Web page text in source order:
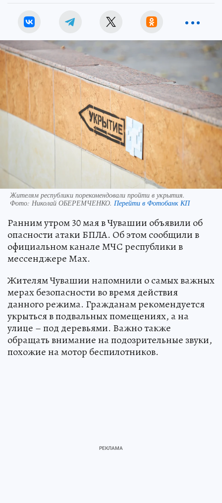
Жителям республики порекомендовали пройти в укрытия.
Фото: Николай ОБЕРЕМЧЕНКО. Перейти в Фотобанк КП
Ранним утром 30 мая в Чувашии объявили об
опасности атаки БПЛА. Об этом сообщили в
официальном канале МЧС республики в
мессенджере Мах.
Жителям Чувашии напомнили о самых важных
мерах безопасности во время действия
данного режима. Гражданам рекомендуется
укрыться в подвальных помещениях, а на
улице – под деревьями. Важно также
обращать внимание на подозрительные звуки,
похожие на мотор беспилотников.